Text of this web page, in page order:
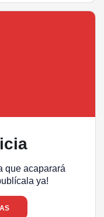
que acaparará
ya!